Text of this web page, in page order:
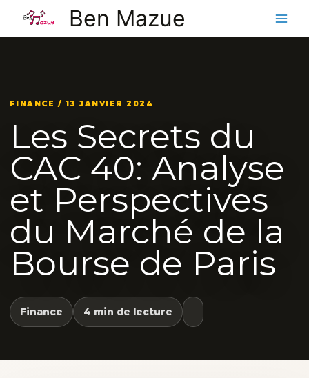
contenu
Ben Mazue
FINANCE / 13 JANVIER 2024
Les Secrets du
CAC 40: Analyse
et Perspectives
du Marché de la
Bourse de Paris
Finance 4 min de lecture